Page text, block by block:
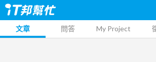
文章 問答 My Project